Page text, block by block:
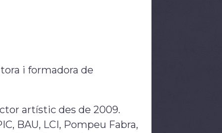
i formadora de
artístic des de 2009.
BAU, LCI, Pompeu Fabra,